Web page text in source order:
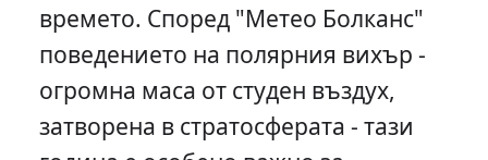
времето. Според "Метео Болканс"
поведението на полярния вихър -
огромна маса от студен въздух,
затворена в стратосферата - тази